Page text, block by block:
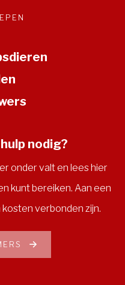
nodig?
onder valt en lees hier
kunt bereiken. Aan een
verbonden zijn.